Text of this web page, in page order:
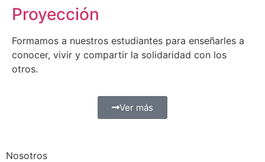
Proyección
Formamos a nuestros estudiantes para enseñarles a
conocer, vivir y compartir la solidaridad con los
otros.
Ver más
Nosotros